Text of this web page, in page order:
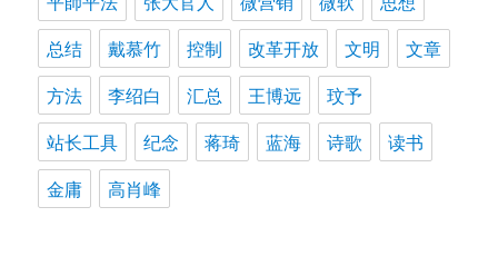
总结
戴慕竹 控制 改革开放 文明
文章
方法
李绍白 汇总 王博远
玟予
站长工具
纪念 蒋琦 蓝海 诗歌
读书
金庸
高肖峰